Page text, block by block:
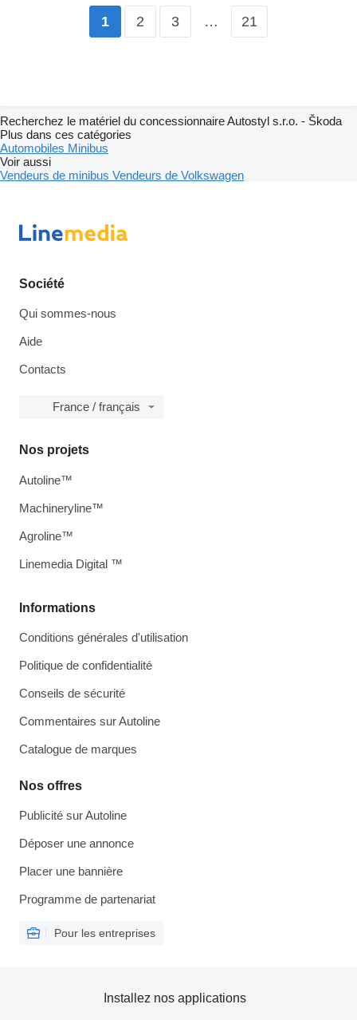
1 2 3 … 21
Recherchez le matériel du concessionnaire Autostyl s.r.o. - Škoda
Plus dans ces catégories
Automobiles Minibus
Voir aussi
Vendeurs de minibus Vendeurs de Volkswagen
Société
Qui sommes-nous
Aide
Contacts
France / français
Informations
Conditions générales d'utilisation
Politique de confidentialité
Conseils de sécurité
Commentaires sur Autoline
Catalogue de marques
Nos offres
Publicité sur Autoline
Déposer une annonce
Placer une bannière
Programme de partenariat
Pour les entreprises
Nos projets
Autoline™
Machineryline™
Agroline™
Linemedia Digital ™
Installez nos applications